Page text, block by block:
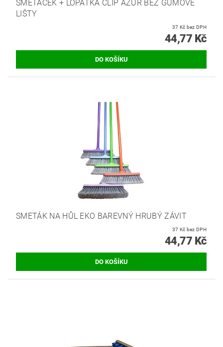
SMETÁČEK + LOPATKA CLIP AZUR BEZ GUMOVÉ
LIŠTY
37 Kč bez DPH
44,77 Kč
SMETÁK NA HŮL EKO BAREVNÝ HRUBÝ ZÁVIT
37 Kč bez DPH
44,77 Kč